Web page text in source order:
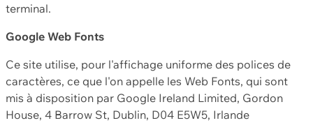
terminal.
Google Web Fonts
Ce site utilise, pour l'affichage uniforme des polices de
caractères, ce que l'on appelle les Web Fonts, qui sont
mis à disposition par Google Ireland Limited, Gordon
House, 4 Barrow St, Dublin, D04 E5W5, Irlande